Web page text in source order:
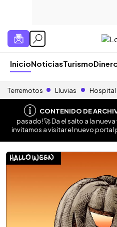
InicioNoticiasTurismo
Terremotos Lluvias Hospital
CONTENIDO DE
pasado! 🚀 Da el salto a la
invitamos a visitar el nuevo